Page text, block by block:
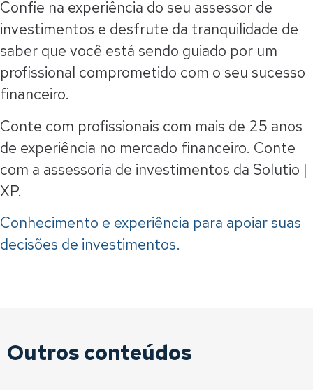
Confie na experiência do seu assessor de
investimentos e desfrute da tranquilidade de
saber que você está sendo guiado por um
profissional comprometido com o seu sucesso
financeiro.
Conte com profissionais com mais de 25 anos
de experiência no mercado financeiro. Conte
com a assessoria de investimentos da Solutio |
XP.
Conhecimento e experiência para apoiar suas
decisões de investimentos.
Outros conteúdos